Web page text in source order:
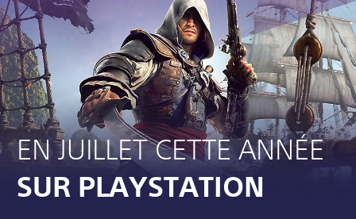
EN JUILLET CETTE ANNÉE
SUR PLAYSTATION